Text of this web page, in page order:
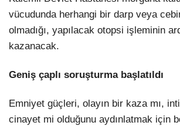
vücudunda herhangi bir darp veya
olmadığı, yapılacak otopsi işleminin
kazanacak.
Geniş çaplı soruşturma başlatıldı
Emniyet güçleri, olayın bir kaza mı,
cinayet mi olduğunu aydınlatmak için